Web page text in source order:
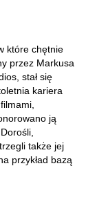
które chętnie
przez Markusa
stał się
kariera
ją
także jej
przykład bazą